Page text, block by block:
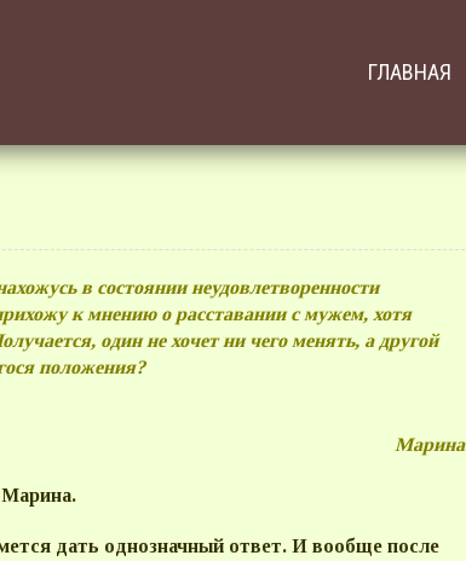
ГЛАВНАЯ
в состоянии неудовлетворенности
к мнению о расставании с мужем, хотя
один не хочет ни чего менять, а другой
из сложившегося положения?
Марина
дать однозначный ответ. И вообще после